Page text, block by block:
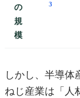
の
規
模
3
しかし、半導体
ねじ産業は「人